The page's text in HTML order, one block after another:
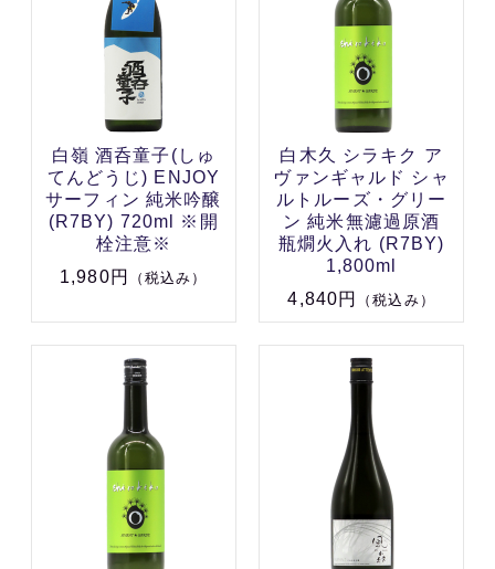
白嶺 酒呑童子(しゅ
てんどうじ) ENJOY
サーフィン 純米吟醸
(R7BY) 720ml ※開
栓注意※
1,980円
（税込み）
白木久 シラキク ア
ヴァンギャルド シャ
ルトルーズ・グリー
ン 純米無濾過原酒
瓶燗火入れ (R7BY)
1,800ml
4,840円
（税込み）